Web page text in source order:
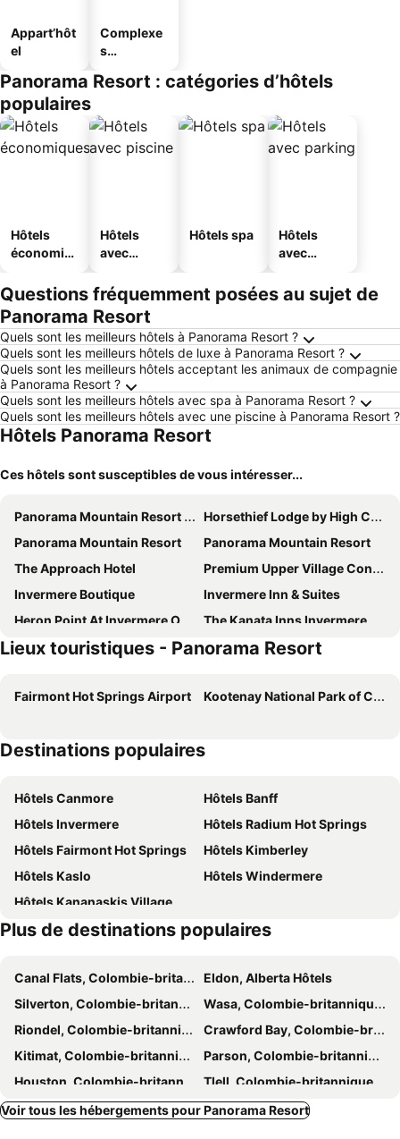
Appart’hôt
el
Complexe
s
s
Panorama Resort : catégories d’hôtels
populaires
Hôtels
économiq
Hôtels
avec
Hôtels spa
Hôtels
avec
Questions fréquemment posées au sujet de
Panorama Resort
Quels sont les meilleurs hôtels à Panorama Resort ?
Quels sont les meilleurs hôtels de luxe à Panorama Resort ?
Quels sont les meilleurs hôtels acceptant les animaux de compagnie
à Panorama Resort ?
Quels sont les meilleurs hôtels avec spa à Panorama Resort ?
Quels sont les meilleurs hôtels avec une piscine à Panorama Resort ?
Hôtels Panorama Resort
Ces hôtels sont susceptibles de vous intéresser...
Panorama Mountain Resort - Pine Inn
Horsethief Lodge by High Country Properties
Panorama Mountain Resort
Panorama Mountain Resort
The Approach Hotel
Premium Upper Village Condominiums
Invermere Boutique
Invermere Inn & Suites
Heron Point At Invermere On The Lake
The Kanata Inns Invermere
Bighorn Meadows Resort
Radium Resort Executive
Lieux touristiques - Panorama Resort
Fairmont Hot Springs Airport Kootenay National Park of Canada
Destinations populaires
Hôtels Canmore
Hôtels Banff
Hôtels Invermere
Hôtels Radium Hot Springs
Hôtels Fairmont Hot Springs
Hôtels Kimberley
Hôtels Kaslo
Hôtels Windermere
Hôtels Kananaskis Village
Plus de destinations populaires
Canal Flats, Colombie-britannique Hôtels
Eldon, Alberta Hôtels
Silverton, Colombie-britannique Hôtels
Wasa, Colombie-britannique Hôtels
Riondel, Colombie-britannique Hôtels
Crawford Bay, Colombie-britannique Hôtels
Kitimat, Colombie-britannique Hôtels
Parson, Colombie-britannique Hôtels
Houston, Colombie-britannique Hôtels
Tlell, Colombie-britannique Hôtels
Toronto, Ontario Hôtels
Montréal, Québec Hôtels
Voir tous les hébergements pour Panorama Resort